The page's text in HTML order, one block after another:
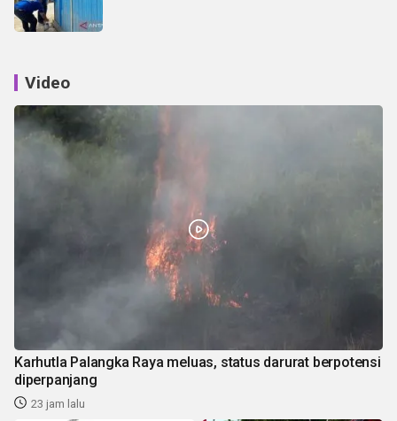
Video
Karhutla Palangka Raya meluas, status darurat berpotensi
diperpanjang
23 jam lalu